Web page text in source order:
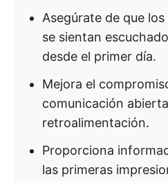
Asegúrate de que
se sientan
desde el primer día.
Mejora el
comunicación
retroalimentación.
Proporciona
las primeras